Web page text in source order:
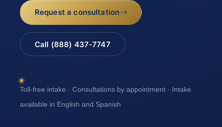
Request a consultation
Call (888) 437-7747
Toll-free intake · Consultations by appointment · Intake
available in English and Spanish